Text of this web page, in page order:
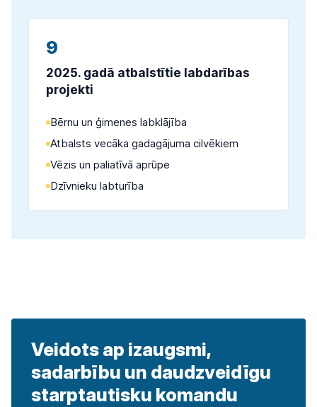
9
2025. gadā atbalstītie labdarības
projekti
Bērnu un ģimenes labklājība
Atbalsts vecāka gadagājuma cilvēkiem
Vēzis un paliatīvā aprūpe
Dzīvnieku labturība
Veidots ap izaugsmi,
sadarbību un daudzveidīgu
starptautisku komandu